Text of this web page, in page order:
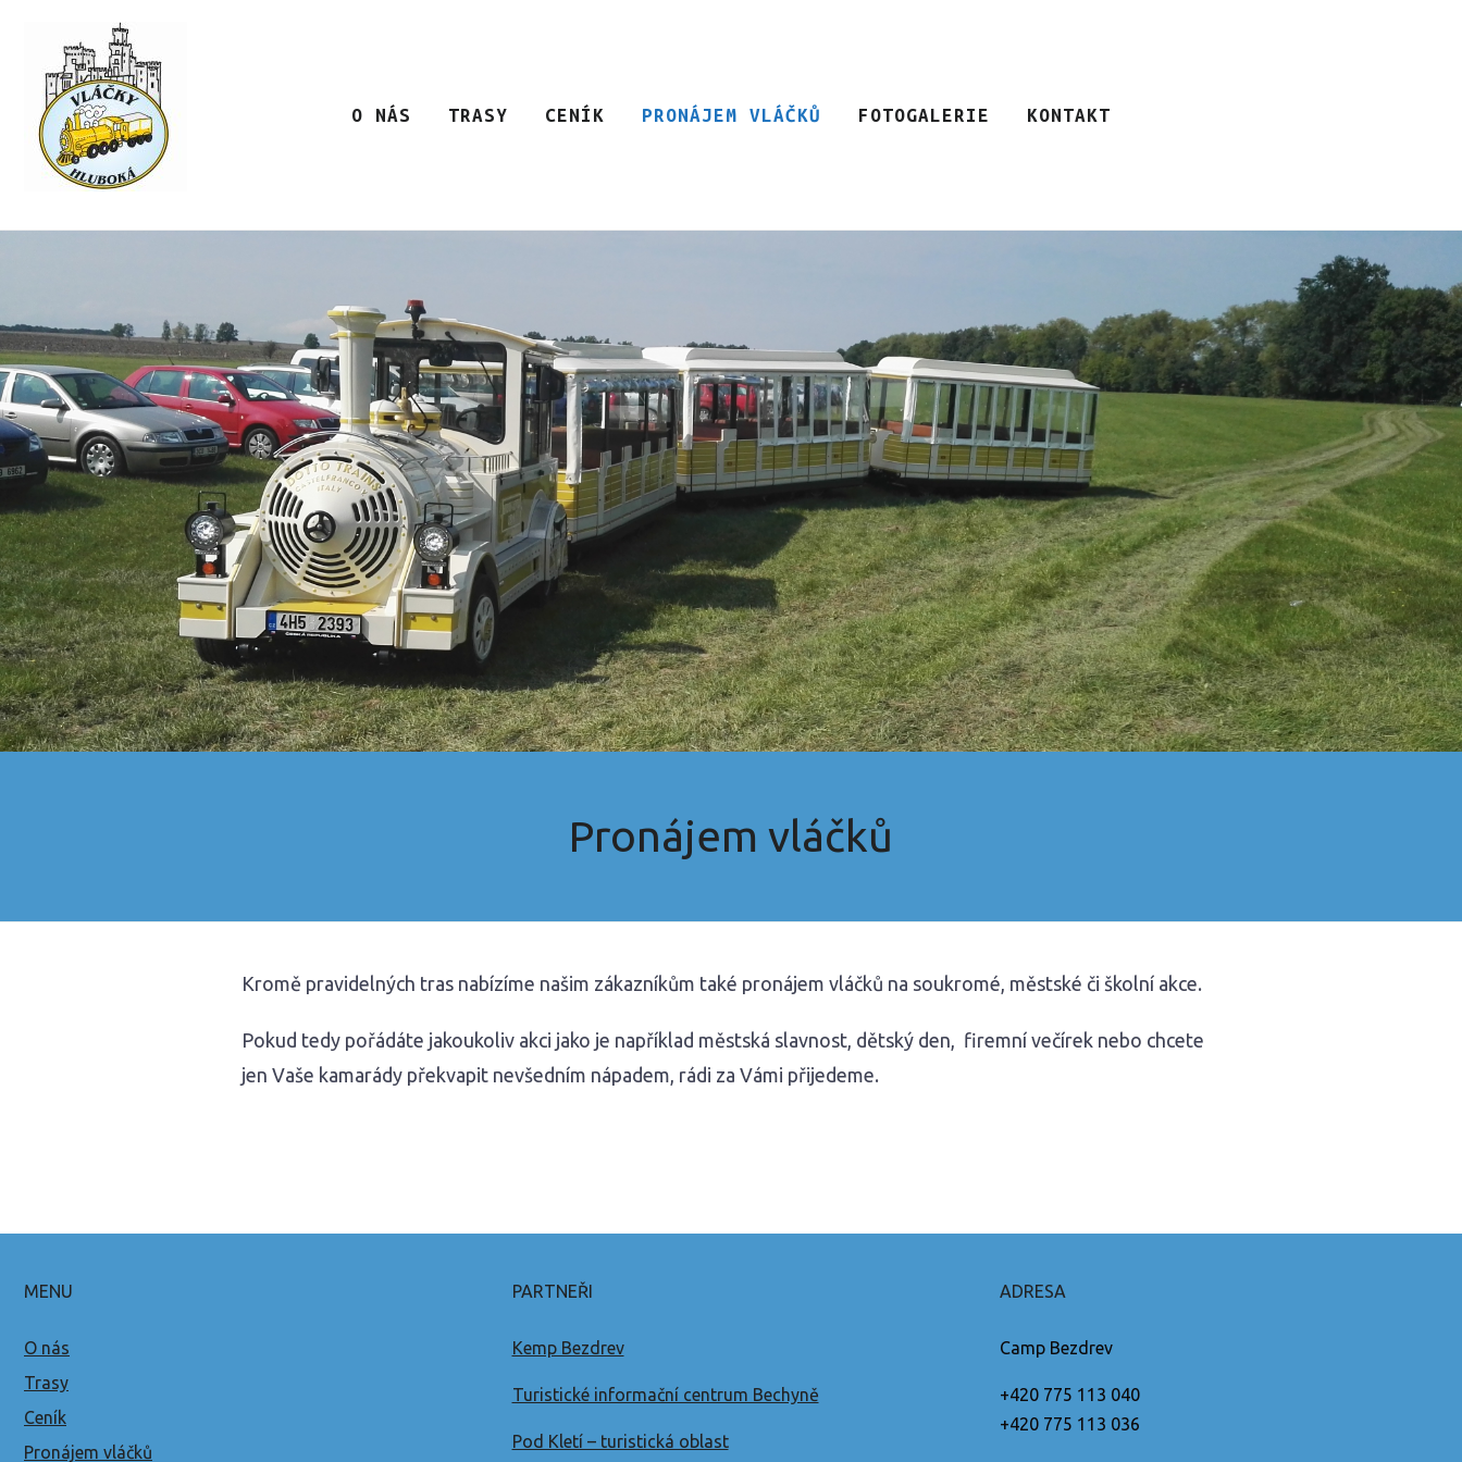
O NÁS TRASY CENÍK PRONÁJEM VLÁČKŮ FOTOGALERIE KONTAKT
Pronájem vláčků
Kromě pravidelných tras nabízíme našim zákazníkům také pronájem vláčků na soukromé, městské či školní akce.
Pokud tedy pořádáte jakoukoliv akci jako je například městská slavnost, dětský den, firemní večírek nebo chcete
jen Vaše kamarády překvapit nevšedním nápadem, rádi za Vámi přijedeme.
MENU
O nás
Trasy
Ceník
Pronájem vláčků
PARTNEŘI
Kemp Bezdrev
Turistické informační centrum Bechyně
Pod Kletí – turistická oblast
ADRESA
Camp Bezdrev
+420 775 113 040
+420 775 113 036